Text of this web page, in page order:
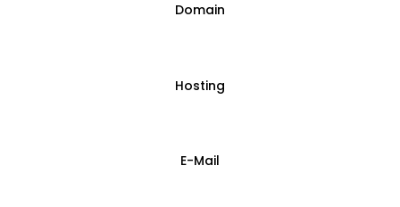
Domain
Hosting
E-Mail